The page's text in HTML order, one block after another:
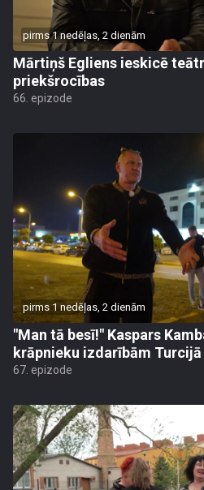
pirms 1 nedēļas, 2 dienām
Mārtiņš Egliens ieskicē
priekšrocības
66. epizode
pirms 1 nedēļas, 2 dienām
"Man tā besī!" Kaspars
krāpnieku izdarībām Turcijā
67. epizode